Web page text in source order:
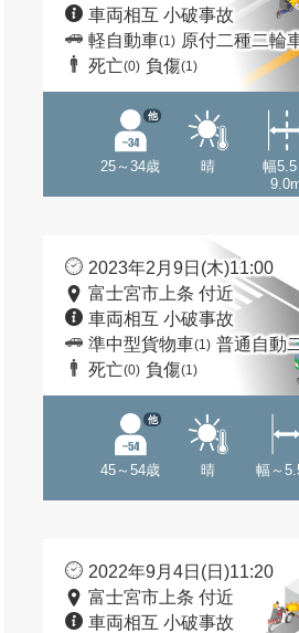
車両相互 小破事故
軽自動車(1) 原付二種二輪
死亡(0) 負傷(1)
25～34歳
他
晴
幅5.5
2023年2月9日(木)11:00
富士宮市上条 付近
車両相互 小破事故
準中型貨物車(1) 普通自動
死亡(0) 負傷(1)
45～54歳
他
晴 幅～
2022年9月4日(日)11:20
富士宮市上条 付近
車両相互 小破事故